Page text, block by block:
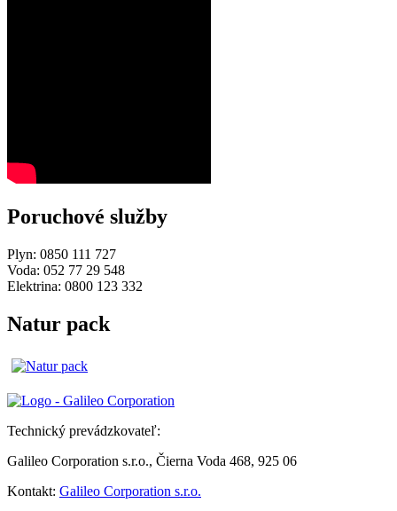
Poruchové služby
Plyn: 0850 111 727
Voda: 052 77 29 548
Elektrina: 0800 123 332
Natur pack
Technický prevádzkovateľ:
Galileo Corporation s.r.o., Čierna Voda 468, 925 06
Kontakt: Galileo Corporation s.r.o.